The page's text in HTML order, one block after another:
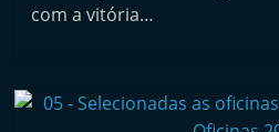
e
com a vitória…